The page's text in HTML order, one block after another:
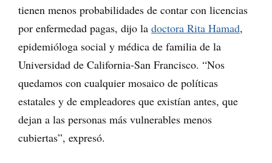
tienen menos probabilidades de contar con licencias
por enfermedad pagas, dijo la doctora Rita Hamad,
epidemióloga social y médica de familia de la
Universidad de California-San Francisco. “Nos
quedamos con cualquier mosaico de políticas
estatales y de empleadores que existían antes, que
dejan a las personas más vulnerables menos
cubiertas”, expresó.